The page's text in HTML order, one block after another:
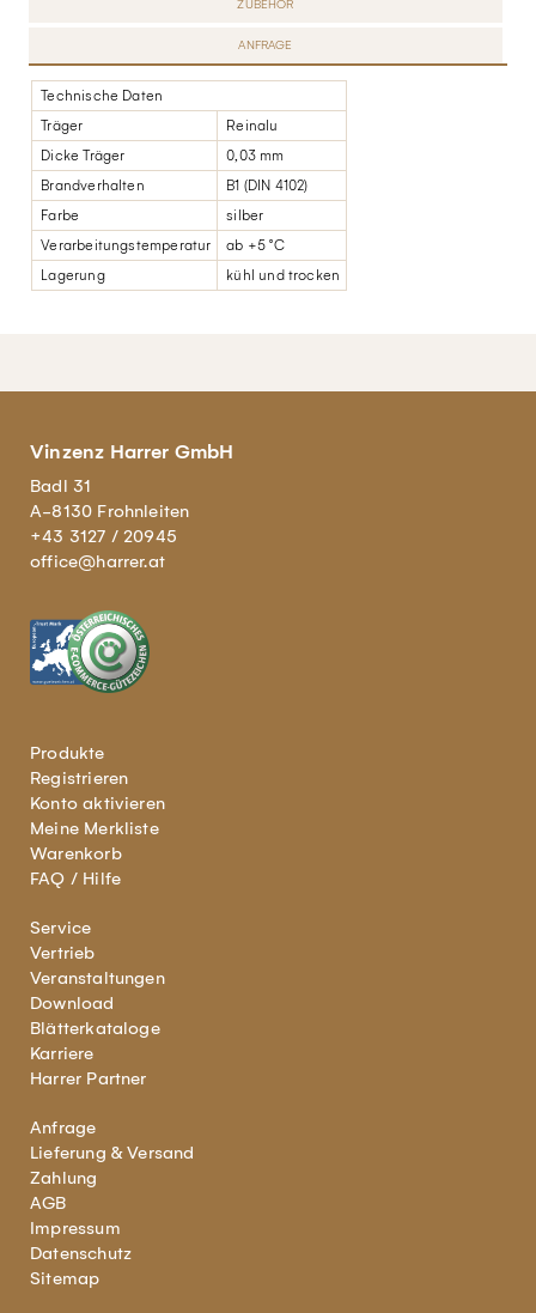
ZUBEHÖR
ANFRAGE
Technische Daten
Träger
Reinalu
Dicke Träger
0,03 mm
Brandverhalten
B1 (DIN 4102)
Farbe
silber
Verarbeitungstemperatur
ab +5 °C
Lagerung
kühl und trocken
Vinzenz Harrer GmbH
Badl 31
A-8130 Frohnleiten
+43 3127 / 20945
office@harrer.at
Produkte
Registrieren
Konto aktivieren
Meine Merkliste
Warenkorb
FAQ / Hilfe
Service
Vertrieb
Veranstaltungen
Download
Blätterkataloge
Karriere
Harrer Partner
Anfrage
Lieferung & Versand
Zahlung
AGB
Impressum
Datenschutz
Sitemap